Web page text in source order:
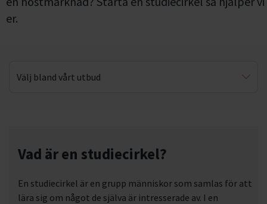
er.
Välj bland vårt utbud
Vad är en studiecirkel?
En studiecirkel är en grupp människor som samlas för att
lära sig om något de själva är intresserade av. I en